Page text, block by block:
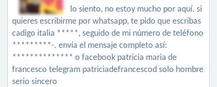
lo siento, no estoy mucho por aquí. si
quieres escribirme por whatsapp, te pido que escribas
cadigo italia *****, seguido de mi número de teléfono
*********-. envía el mensaje completo así:
************** o facebook patricia maria de
francesco telegram patriciadefrancescod solo hombre
serio sincero